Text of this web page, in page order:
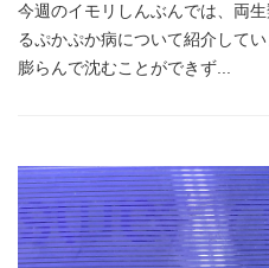
今週のイモリしんぶんでは、両
るぷかぷか病について紹介して
膨らんで沈むことができず...